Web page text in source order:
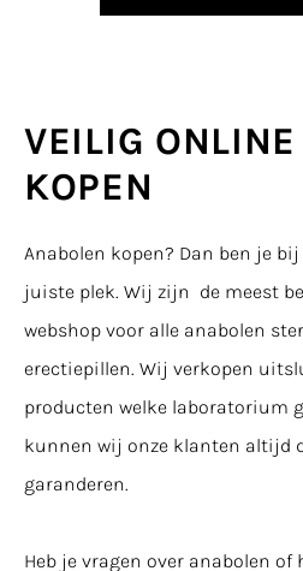
VEILIG
KOPEN
Anabolen kopen? Dan ben je
juiste plek. Wij zijn de meest
webshop voor alle anabolen
erectiepillen. Wij verkopen
producten welke laboratorium
kunnen wij onze klanten altijd
garanderen.
Heb je vragen over anabolen of